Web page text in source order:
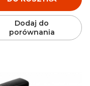
Dodaj do
porównania